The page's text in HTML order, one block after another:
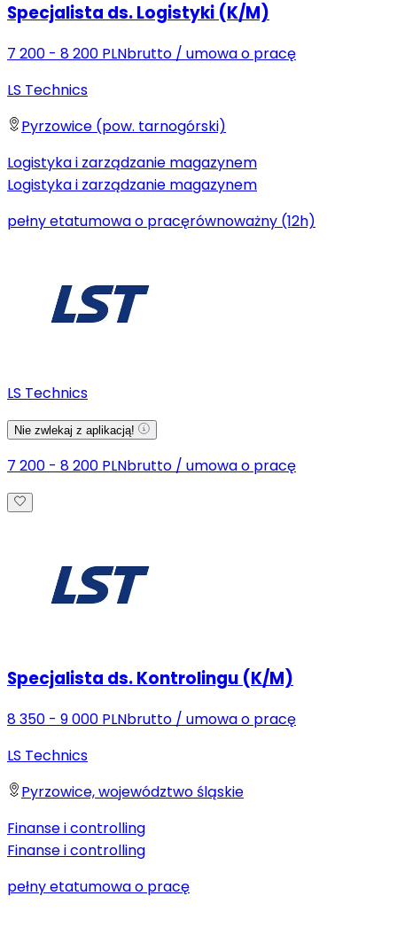
Specjalista ds. Logistyki (K/M)
7 200 - 8 200 PLNbrutto / umowa o pracę
LS Technics
Pyrzowice (pow. tarnogórski)
Logistyka i zarządzanie magazynem
Logistyka i zarządzanie magazynem
pełny etatumowa o pracęrównoważny (12h)
LS Technics
Nie zwlekaj z aplikacją!
7 200 - 8 200 PLNbrutto / umowa o pracę
Specjalista ds. Kontrolingu (K/M)
8 350 - 9 000 PLNbrutto / umowa o pracę
LS Technics
Pyrzowice, województwo śląskie
Finanse i controlling
Finanse i controlling
pełny etatumowa o pracę